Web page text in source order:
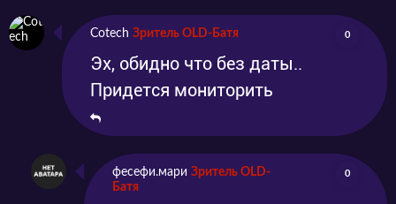
Cotech Зритель OLD-Батя 0
Эх, обидно что без даты..
Придется мониторить
фесефи.мари Зритель OLD-
Батя
0